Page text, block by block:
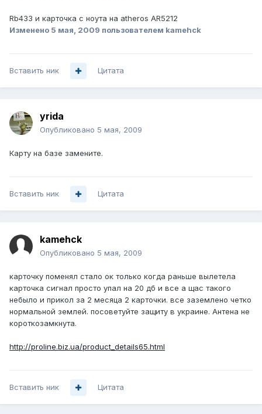
Rb433 и карточка с ноута на atheros AR5212
Изменено 5 мая, 2009 пользователем kamehck
Вставить ник Цитата
yrida
Опубликовано 5 мая, 2009
Карту на базе замените.
Вставить ник Цитата
kamehck
Опубликовано 5 мая, 2009
карточку поменял стало ок только когда раньше вылетела
карточка сигнал просто упал на 20 дб и все а щас такого
небыло и прикол за 2 месяца 2 карточки. все заземлено четко
нормальной землей. посоветуйте защиту в украине. Антена не
короткозамкнута.
http://proline.biz.ua/product_details65.html
Вставить ник Цитата